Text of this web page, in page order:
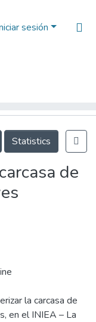
sesión
Statistics
de
la carcasa de
en el INIEA – La